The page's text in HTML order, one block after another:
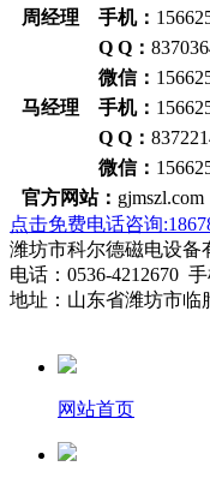
周经理 手机：
Q Q：
微信：
马经理 手机：
Q Q：
微信：
官方网站： gjmszl.com
点击免费电话咨询
潍坊市科尔德磁电设
电话：0536-4212670
地址：山东省潍坊市临
网站首页